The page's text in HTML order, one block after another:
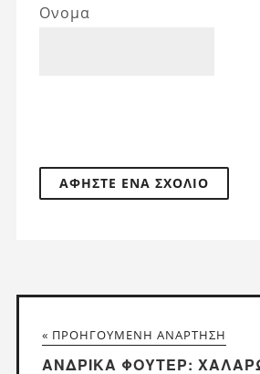
Ονομα
« ΠΡΟΗΓΟΎΜΕΝΗ ΑΝΆΡΤΗΣΗ
ΑΝΔΡΙΚΆ ΦΟΎΤΕΡ: